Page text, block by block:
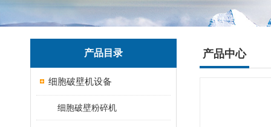
产品目录
细胞破壁机设备
细胞破壁粉碎机
产品中心